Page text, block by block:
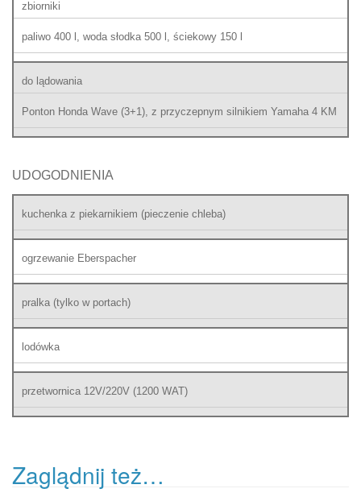
zbiorniki
paliwo 400 l, woda słodka 500 l, ściekowy 150 l
do lądowania
Ponton Honda Wave (3+1), z przyczepnym silnikiem Yamaha 4 KM
UDOGODNIENIA
kuchenka z piekarnikiem (pieczenie chleba)
ogrzewanie Eberspacher
pralka (tylko w portach)
lodówka
przetwornica 12V/220V (1200 WAT)
Zaglądnij też…